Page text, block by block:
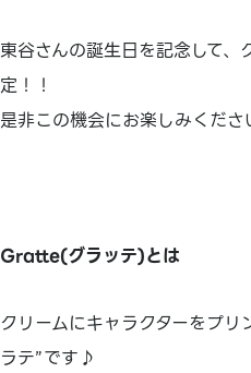
東谷さんの誕生日を記念して、
定！！
是非この機会にお楽しみくだ
Gratte(グラッテ)とは
クリームにキャラクターをプリ
ラテ”です♪